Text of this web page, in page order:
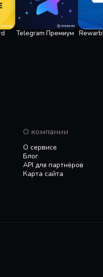
Telegram Премиум
О компании
О сервисе
Блог
API для партнёров
Карта сайта